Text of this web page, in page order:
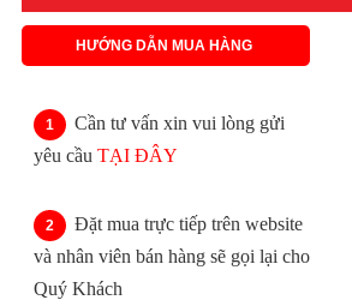
HƯỚNG DẪN MUA HÀNG
Cần tư vấn xin vui lòng gửi
yêu cầu TẠI ĐÂY
Đặt mua trực tiếp trên website
và nhân viên bán hàng sẽ gọi lại cho
Quý Khách